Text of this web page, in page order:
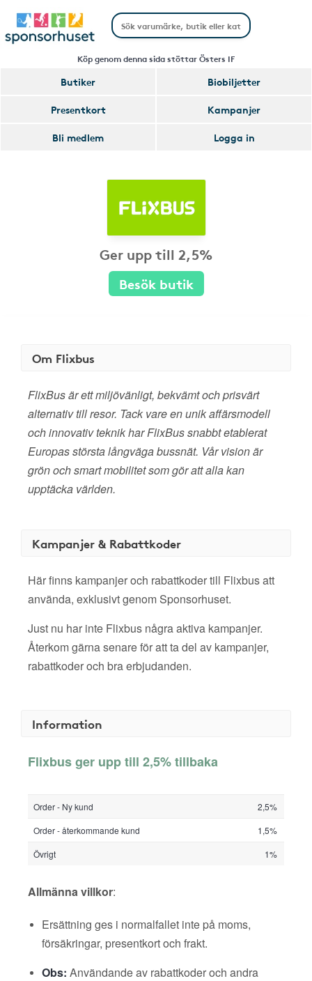
Köp genom denna sida stöttar Östers IF
Butiker
Biobiljetter
Presentkort
Kampanjer
Bli medlem
Logga in
Ger upp till 2,5%
Besök butik
Om Flixbus
FlixBus är ett miljövänligt, bekvämt och prisvärt
alternativ till resor. Tack vare en unik affärsmodell
och innovativ teknik har FlixBus snabbt etablerat
Europas största långväga bussnät. Vår vision är
grön och smart mobilitet som gör att alla kan
upptäcka världen.
Kampanjer & Rabattkoder
Här finns kampanjer och rabattkoder till Flixbus att
använda, exklusivt genom Sponsorhuset.
Just nu har inte Flixbus några aktiva kampanjer.
Återkom gärna senare för att ta del av kampanjer,
rabattkoder och bra erbjudanden.
Information
Flixbus ger upp till 2,5% tillbaka
Order - Ny kund
2,5%
Order - återkommande kund
1,5%
Övrigt
1%
Allmänna villkor:
Ersättning ges i normalfallet inte på moms,
försäkringar, presentkort och frakt.
Obs: Användande av rabattkoder och andra